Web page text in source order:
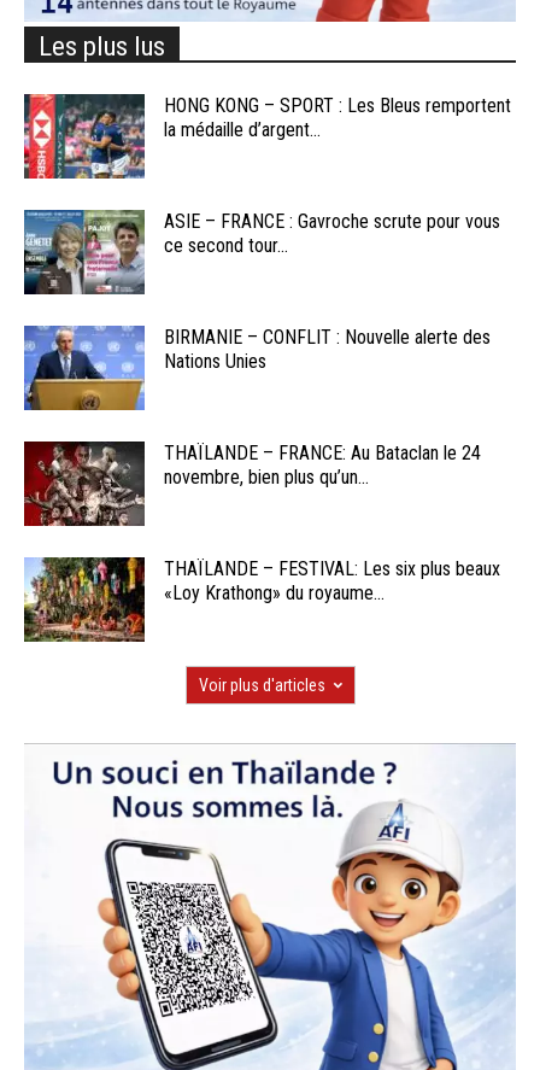
Les plus lus
HONG KONG – SPORT : Les Bleus remportent
la médaille d’argent...
ASIE – FRANCE : Gavroche scrute pour vous
ce second tour...
BIRMANIE – CONFLIT : Nouvelle alerte des
Nations Unies
THAÏLANDE – FRANCE: Au Bataclan le 24
novembre, bien plus qu’un...
THAÏLANDE – FESTIVAL: Les six plus beaux
«Loy Krathong» du royaume...
Voir plus d'articles